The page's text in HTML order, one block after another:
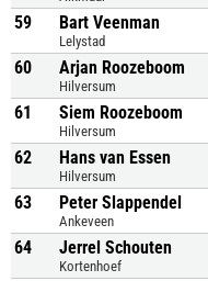
59 Bart Veenman
Lelystad
60 Arjan Roozeboom
Hilversum
61 Siem Roozeboom
Hilversum
62 Hans van Essen
Hilversum
63 Peter Slappendel
Ankeveen
64 Jerrel Schouten
Kortenhoef